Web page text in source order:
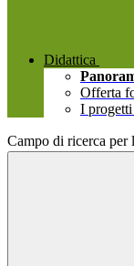
Didattica
Offerta
I progetti
Campo di ricerca per